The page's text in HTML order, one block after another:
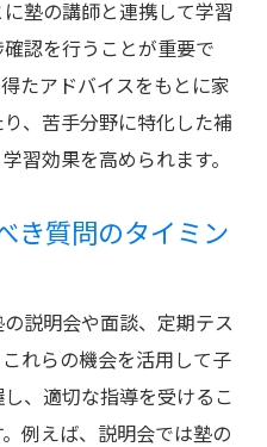
めるためのトレーニン
塾の講師と連携して学習
認を行うことが重要で
たアドバイスをもとに家
、苦手分野に特化した補
習効果を高められます。
き質問のタイミン
説明会や面談、定期テス
れらの機会を活用して子
、適切な指導を受けるこ
例えば、説明会では塾の